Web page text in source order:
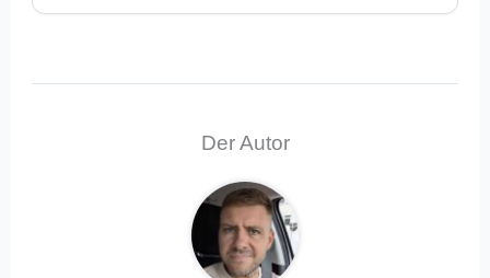
Der Autor